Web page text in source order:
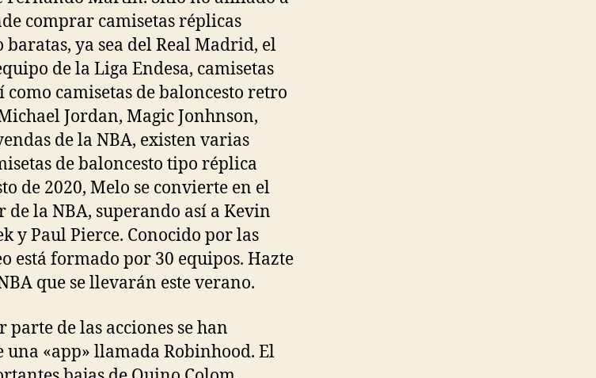
comprar camisetas réplicas
baratas, ya sea del Real Madrid, el
de la Liga Endesa, camisetas
como camisetas de baloncesto retro
Jordan, Magic Jonhnson,
de la NBA, existen varias
de baloncesto tipo réplica
de 2020, Melo se convierte en el
de la NBA, superando así a Kevin
y Paul Pierce. Conocido por las
está formado por 30 equipos. Hazte
que se llevarán este verano.
parte de las acciones se han
una «app» llamada Robinhood. El